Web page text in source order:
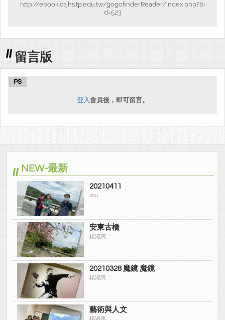
http://ebook.csjhs.tp.edu.tw/gogofinderReader/index.php?bi
d=523
留言版
PS
登入會員後，即可留言。
NEW-最新
20210411
shu
安東古橋
楊淑惠
20210328 魔鏡 魔鏡
楊淑惠
藝術與人文